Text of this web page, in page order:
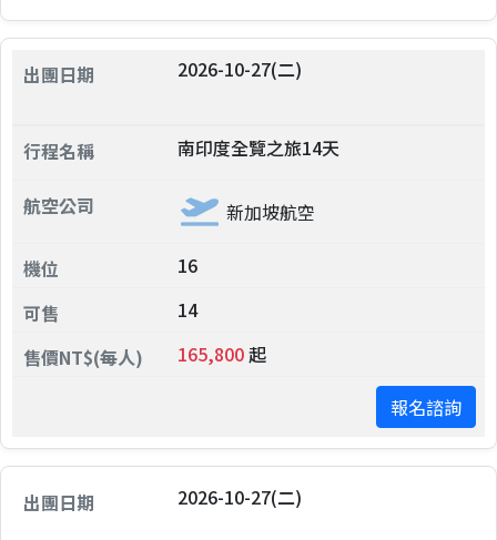
2026-10-27(二)
南印度全覽之旅14天
新加坡航空
16
14
165,800起
報名諮詢
2026-10-27(二)